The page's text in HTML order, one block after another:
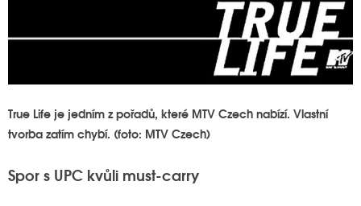
True Life je jedním z pořadů, které MTV Czech nabízí. Vlastní
tvorba zatím chybí. (foto: MTV Czech)
Spor s UPC kvůli must-carry